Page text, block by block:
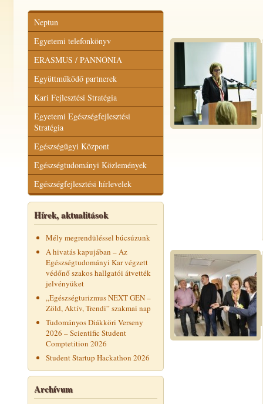
Neptun
Egyetemi telefonkönyv
ERASMUS / PANNÓNIA
Együttműködő partnerek
Kari Fejlesztési Stratégia
Egyetemi Egészségfejlesztési
Stratégia
Egészségügyi Központ
Egészségtudományi Közlemények
Egészségfejlesztési hírlevelek
Hírek, aktualitások
Mély megrendüléssel búcsúzunk
A hivatás kapujában – Az
Egészségtudományi Kar végzett
védőnő szakos hallgatói átvették
jelvényüket
„Egészségturizmus NEXT GEN –
Zöld, Aktív, Trendi” szakmai nap
Tudományos Diákköri Verseny
2026 – Scientific Student
Comptetition 2026
Student Startup Hackathon 2026
Archívum